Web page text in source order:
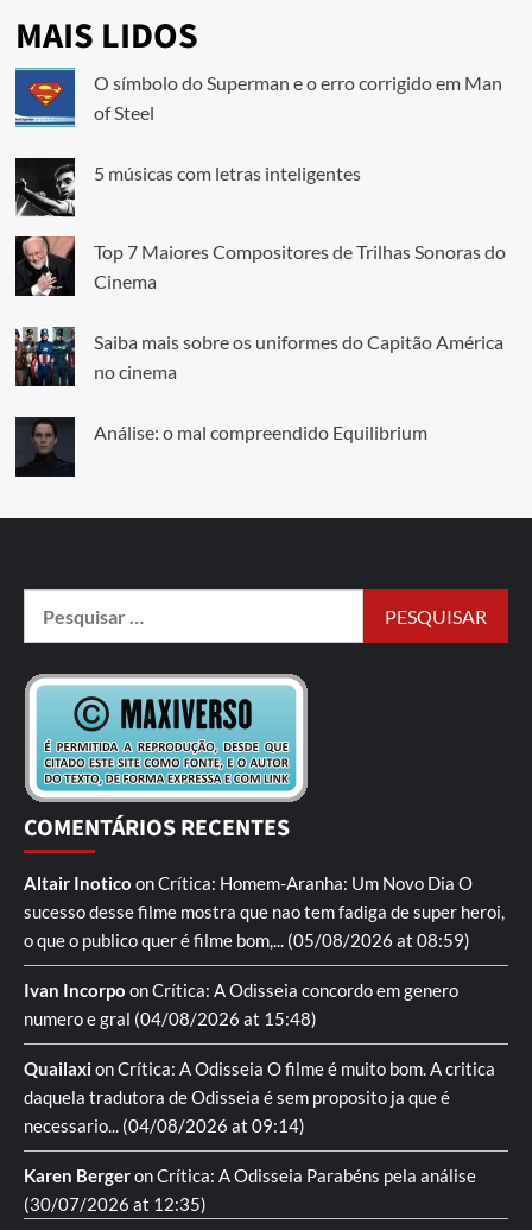
MAIS LIDOS
O símbolo do Superman e o erro corrigido em Man
of Steel
5 músicas com letras inteligentes
Top 7 Maiores Compositores de Trilhas Sonoras do
Cinema
Saiba mais sobre os uniformes do Capitão América
no cinema
Análise: o mal compreendido Equilibrium
COMENTÁRIOS RECENTES
Altair Inotico onCrítica: Homem-Aranha: Um Novo Dia O
sucesso desse filme mostra que nao tem fadiga de super heroi,
o que o publico quer é filme bom,... (05/08/2026 at 08:59)
Ivan Incorpo onCrítica: A Odisseia concordo em genero
numero e gral (04/08/2026 at 15:48)
QuailaxionCrítica: A Odisseia O filme é muito bom. A critica
daquela tradutora de Odisseia é sem proposito ja que é
necessario... (04/08/2026 at 09:14)
Karen BergeronCrítica: A Odisseia Parabéns pela análise
(30/07/2026 at 12:35)